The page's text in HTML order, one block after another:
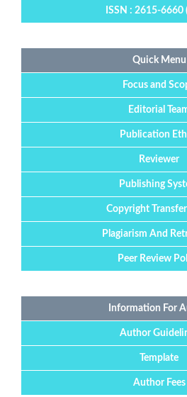
ISSN : 2615-6660
Quick Menu
Focus and
Editorial
Publication
Reviewer
Publishing
Copyright
Plagiarism And
Peer Review
Information For
Author
Template
Author Fees